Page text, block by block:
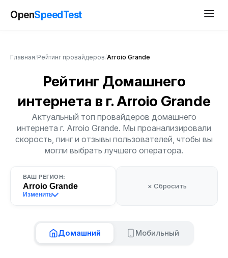
OpenSpeedTest
Главная Рейтинг провайдеров Arroio Grande
Рейтинг Домашнего
интернета в г. Arroio Grande
Актуальный топ провайдеров домашнего
интернета г. Arroio Grande. Мы проанализировали
скорость, пинг и отзывы пользователей, чтобы вы
могли выбрать лучшего оператора.
ВАШ РЕГИОН:
Arroio Grande
Изменить
× Сбросить
Домашний Мобильный